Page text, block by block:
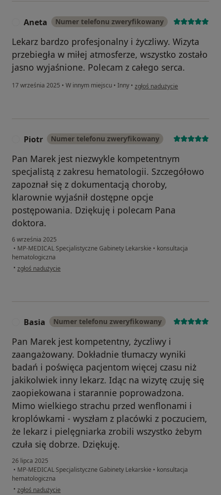
Aneta Numer telefonu zweryfikowany
Lekarz bardzo profesjonalny i życzliwy. Wizyta
przebiegła w miłej atmosferze, wszystko zostało
jasno wyjaśnione. Polecam z całego serca.
17 września 2025 • W innym miejscu • Inny • w opinii użytkownika Aneta
zgłoś nadużycie
Piotr Numer telefonu zweryfikowany
Pan Marek jest niezwykle kompetentnym
specjalistą z zakresu hematologii. Szczegółowo
zapoznał się z dokumentacją choroby,
klarownie wyjaśnił dostępne opcje
postępowania. Dziękuję i polecam Pana
doktora.
6 września 2025
• MP-MEDICAL Specjalistyczne Gabinety Lekarskie • konsultacja
hematologiczna
• w opinii użytkownika Piotr
zgłoś nadużycie
Basia Numer telefonu zweryfikowany
Pan Marek jest kompetentny, życzliwy i
zaangażowany. Dokładnie tłumaczy wyniki
badań i poświęca pacjentom więcej czasu niż
jakikolwiek inny lekarz. Idąc na wizytę czuję się
zaopiekowana i starannie poprowadzona.
Mimo wielkiego strachu przed wenflonami i
kroplówkami - wyszłam z placówki z poczuciem,
że lekarz i pielęgniarka zrobili wszystko żebym
czuła się dobrze. Dziękuję.
26 lipca 2025
• MP-MEDICAL Specjalistyczne Gabinety Lekarskie • konsultacja
hematologiczna
• w opinii użytkownika Basia
zgłoś nadużycie